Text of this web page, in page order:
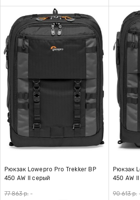
Рюкзак Lowepro Pro Trekker BP
450 AW II серый
77 863 р. -
Рюкзак
450 AW
90 613 р.